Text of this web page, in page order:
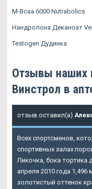
M-Bcaa 6000 Nutrabolics
Нандролона Деканоат
Testogen Дудинка
Отзывы наших
Винстрол в
отзыв оставил(а)
Всех спортсменов,
спортивных залах
Ликочка, бока тортика
апреля 2010 года
золотистый оттенок